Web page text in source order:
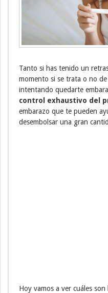
Tanto si has tenido un
momento si se trata o no
intentando quedarte
control exhaustivo del
embarazo que te pueden
desembolsar una gran
Hoy vamos a ver cuáles son